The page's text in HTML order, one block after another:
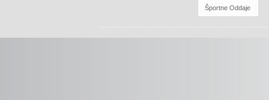
Športne Oddaje